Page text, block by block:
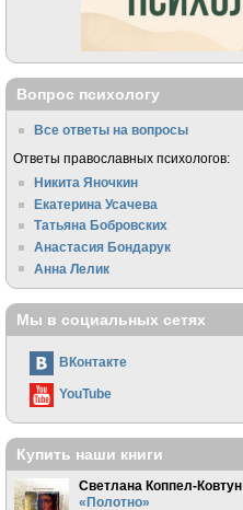
Вопрос психологу
Все ответы на вопросы
Ответы православных психологов:
Никита Яночкин
Екатерина Усачева
Татьяна Бобровских
Анастасия Бондарук
Анна Лелик
Мы в социальных сетях
ВКонтакте
YouTube
Купить наши книги
Светлана Коппел-Ковтун
«Полотно»